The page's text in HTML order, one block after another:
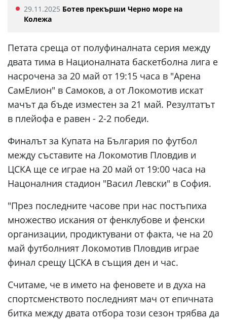
29.11.2025 Ботев прекърши Черно море на
Колежа
Петата среща от полуфиналната серия между
двата тима в Националната баскетболна лига е
насрочена за 20 май от 19:15 часа в "Арена
СамЕлион" в Самоков, а от Локомотив искат
мачът да бъде изместен за 21 май. Резултатът
в плейофа е равен - 2-2 победи.
Финалът за Купата на България по футбол
между съставите на Локомотив Пловдив и
ЦСКА ще се играе на 20 май от 19:00 часа на
Нацоналния стадион "Васил Левски" в София.
"През последните часове при нас постъпиха
множество искания от фенклубове и фенски
организации, продиктувани от факта, че на 20
май футболният Локомотив Пловдив играе
финал срещу ЦСКА в същия ден и час.
Считаме, че в името на феновете и в духа на
спортсменството последният мач от епичната
битка между двата отбора този сезон трябва да